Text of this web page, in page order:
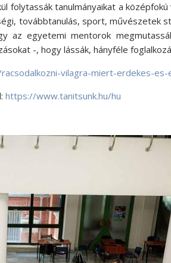
folytassák tanulmányaikat a
továbbtanulás, sport, művészetek
az egyetemi mentorok
-, hogy lássák, hányféle
vilagra-miert-erdekes-
https://www.tanitsunk.hu/hu